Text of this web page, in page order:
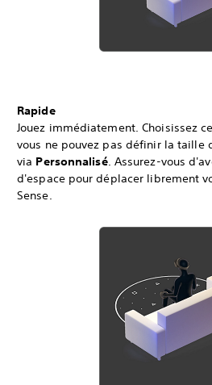
Rapide
Jouez immédiatement. Choisissez
vous ne pouvez pas définir la taille
via Personnalisé. Assurez-vous
d'espace pour déplacer librement
Sense.